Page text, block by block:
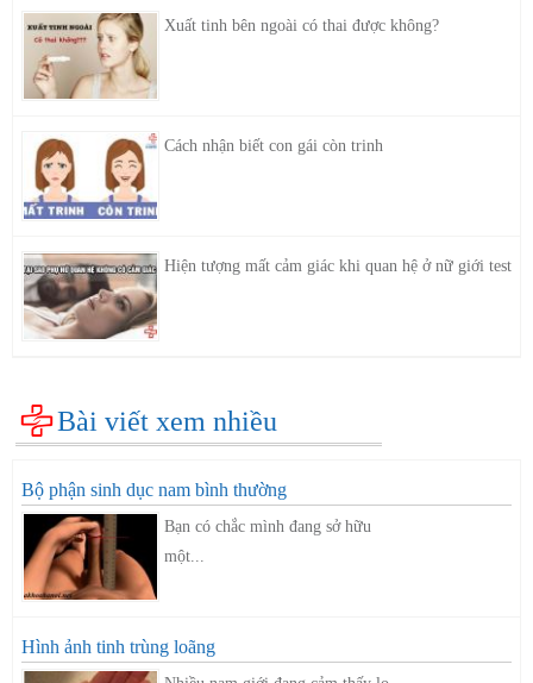
Xuất tinh bên ngoài có thai được không?
Cách nhận biết con gái còn trinh
Hiện tượng mất cảm giác khi quan hệ ở nữ giới test
Bài viết xem nhiều
Bộ phận sinh dục nam bình thường
Bạn có chắc mình đang sở hữu
một...
Hình ảnh tinh trùng loãng